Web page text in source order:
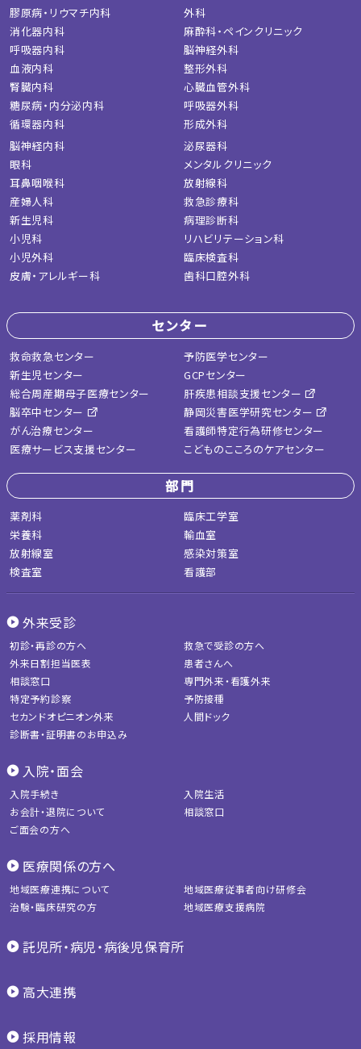
膠原病・リウマチ内科
消化器内科
呼吸器内科
血液内科
腎臓内科
糖尿病・内分泌内科
循環器内科
外科
麻酔科・ペインクリニック
脳神経外科
整形外科
心臓血管外科
呼吸器外科
形成外科
脳神経内科
眼科
耳鼻咽喉科
産婦人科
新生児科
小児科
小児外科
皮膚・アレルギー科
泌尿器科
メンタルクリニック
放射線科
救急診療科
病理診断科
リハビリテーション科
臨床検査科
歯科口腔外科
センター
救命救急センター
新生児センター
総合周産期母子医療センター
脳卒中センター
がん治療センター
医療サービス支援センター
予防医学センター
GCPセンター
肝疾患相談支援センター
静岡災害医学研究センター
看護師特定行為研修センター
こどものこころのケアセンター
部門
薬剤科
栄養科
放射線室
検査室
臨床工学室
輸血室
感染対策室
看護部
外来受診
初診・再診の方へ
救急で受診の方へ
外来日割担当医表
患者さんへ
相談窓口
専門外来・看護外来
特定予約診察
予防接種
セカンドオピニオン外来
人間ドック
診断書・証明書のお申込み
入院・面会
入院手続き
入院生活
お会計・退院について
相談窓口
ご面会の方へ
医療関係の方へ
地域医療連携について
地域医療従事者向け研修会
治験・臨床研究の方
地域医療支援病院
託児所・病児・病後児保育所
高大連携
採用情報